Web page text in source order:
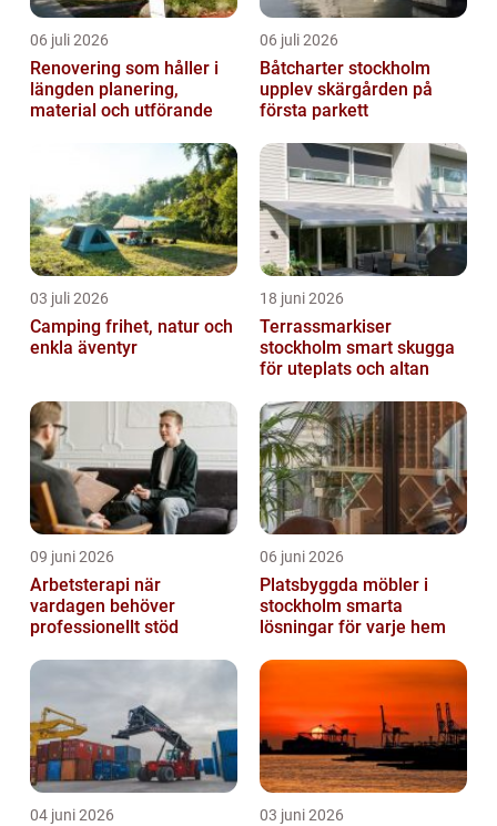
06 juli 2026
Renovering som håller i
längden planering,
material och utförande
06 juli 2026
Båtcharter stockholm
upplev skärgården på
första parkett
03 juli 2026
Camping frihet, natur och
enkla äventyr
18 juni 2026
Terrassmarkiser
stockholm smart skugga
för uteplats och altan
09 juni 2026
Arbetsterapi när
vardagen behöver
professionellt stöd
06 juni 2026
Platsbyggda möbler i
stockholm smarta
lösningar för varje hem
04 juni 2026 03 juni 2026